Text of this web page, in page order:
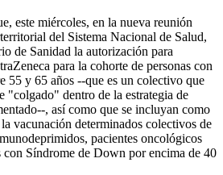
este miércoles, en la nueva reunión
del Sistema Nacional de Salud,
de Sanidad la autorización para
para la cohorte de personas con
55 y 65 años --que es un colectivo que
"colgado" dentro de la estrategia de
, así como que se incluyan como
vacunación determinados colectivos de
pacientes oncológicos
con Síndrome de Down por encima de 40